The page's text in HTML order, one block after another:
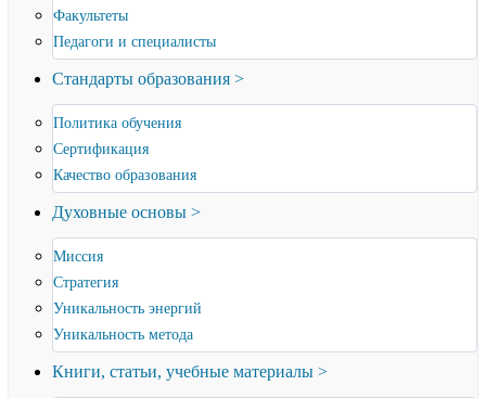
Факультеты
Педагоги и специалисты
Стандарты образования >
Политика обучения
Сертификация
Качество образования
Духовные основы >
Миссия
Стратегия
Уникальность энергий
Уникальность метода
Книги, статьи, учебные материалы >